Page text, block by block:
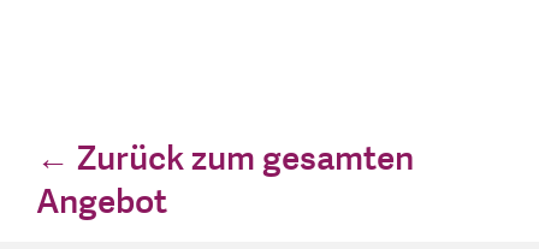
← Zurück zum gesamten
Angebot